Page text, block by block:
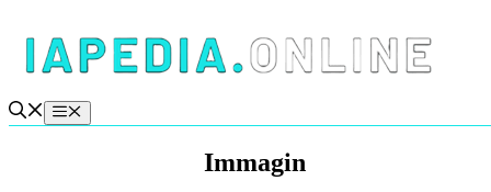
contenido
Menú
Immagin